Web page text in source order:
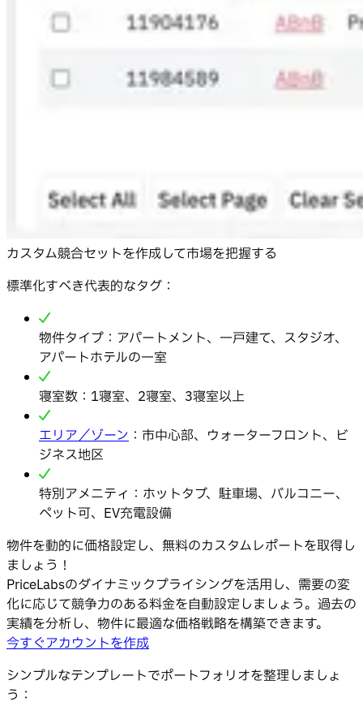
カスタム競合セットを作成して市場を把握する
標準化すべき代表的なタグ：
物件タイプ：アパートメント、一戸建て、スタジオ、
アパートホテルの一室
寝室数：1寝室、2寝室、3寝室以上
エリア／ゾーン ：市中心部、ウォーターフロント、ビ
ジネス地区
特別アメニティ：ホットタブ、駐車場、バルコニー、
ペット可、EV充電設備
物件を動的に価格設定し、無料のカスタムレポートを取得し
ましょう！
PriceLabsのダイナミックプライシングを活用し、需要の変
化に応じて競争力のある料金を自動設定しましょう。過去の
実績を分析し、物件に最適な価格戦略を構築できます。
今すぐアカウントを作成
シンプルなテンプレートでポートフォリオを整理しましょ
う：